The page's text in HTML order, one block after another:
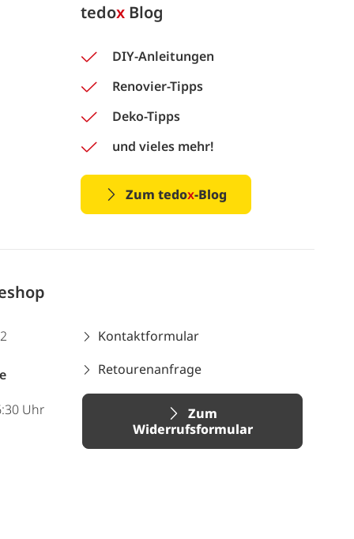
tedox Blog
DIY-Anleitungen
Renovier-Tipps
Deko-Tipps
und vieles mehr!
Zum tedox-Blog
Uhr
Kontaktformular
Retourenanfrage
Zum
Widerrufsformular